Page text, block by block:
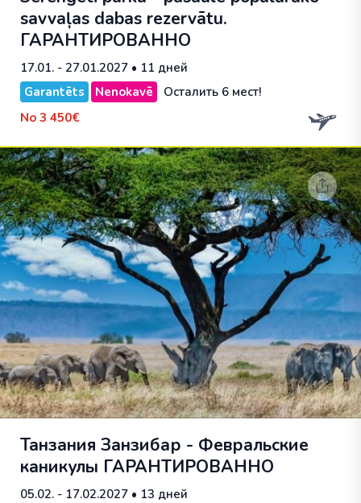
savvaļas dabas rezervātu.
ГАРАНТИРОВАННО
17.01. - 27.01.2027 • 11 дней
Garantēts
Nenokavē
Осталить 6 мест!
No 3 450€
Танзания Занзибар - Февральские
каникулы ГАРАНТИРОВАННО
05.02. - 17.02.2027 • 13 дней